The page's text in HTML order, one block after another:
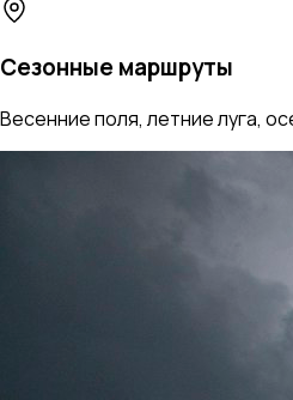
Сезонные маршруты
Весенние поля, летние луга,